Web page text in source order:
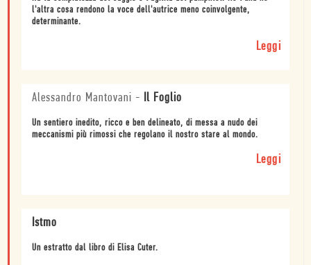
l'altra cosa rendono la voce dell'autrice meno coinvolgente,
determinante.
Leggi
Alessandro Mantovani - Il Foglio
Un sentiero inedito, ricco e ben delineato, di messa a nudo dei
meccanismi più rimossi che regolano il nostro stare al mondo.
Leggi
Istmo
Un estratto dal libro di Elisa Cuter.